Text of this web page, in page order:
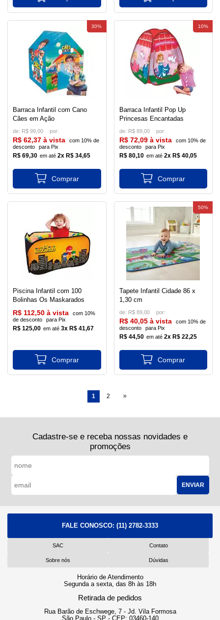
Barraca Infantil com Cano
Cães em Ação
de: R$ 99,00
R$ 69,30 2x R$ 34,65
R$ 62,37 à vista
com 10% de
desconto
para Pix
30%
Barraca Infantil Pop Up
Princesas Encantadas
de: R$ 89,00
R$ 80,10 2x R$ 40,05
R$ 72,09 à vista
com 10% de
desconto
para Pix
10%
Piscina Infantil com 100
Bolinhas Os Maskarados
R$ 125,00 3x R$ 41,67
R$ 112,50 à vista
com 10%
de desconto
para Pix
Tapete Infantil Cidade 86 x
1,30 cm
de: R$ 89,00
R$ 44,50 2x R$ 22,25
R$ 40,05 à vista
com 10% de
desconto
para Pix
50%
1 2
Cadastre-se e receba nossas novidades e
promoções
ENVIAR
FALE CONOSCO: (11) 2782-3333
SAC Contato
Sobre nós Dúvidas
Horário de Atendimento
Segunda a sexta, das 8h às 18h
Retirada de pedidos
Rua Barão de Eschwege, 7 - Jd. Vila Formosa
São Paulo - SP - CEP: 03460-140